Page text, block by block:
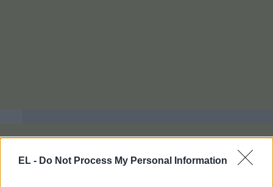
EL - Do Not Process My Personal Information